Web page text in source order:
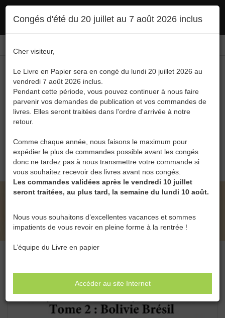
l'utilisation :politique en matière de confidentialité Accepter
Congés d'été du 20 juillet au 7 août 2026 inclus
Cher visiteur,
Le Livre en Papier sera en congé du lundi 20 juillet 2026 au
vendredi 7 août 2026 inclus.
Pendant cette période, vous pouvez continuer à nous faire
parvenir vos demandes de publication et vos commandes de
livres. Elles seront traitées dans l'ordre d'arrivée à notre
retour.
Comme chaque année, nous faisons le maximum pour
expédier le plus de commandes possible avant les congés
donc ne tardez pas à nous transmettre votre commande si
vous souhaitez recevoir des livres avant nos congés.
Les commandes validées après le vendredi 10 juillet
seront traitées, au plus tard, la semaine du lundi 10 août.
Nous vous souhaitons d’excellentes vacances et sommes
impatients de vous revoir en pleine forme à la rentrée !
L’équipe du Livre en papier
Accéder au site Internet
Menu
0
LE LIVRE EN PAPIER • UN JOUR SE LÈVE, UN
JOUR SE RÊVE TOME 2: BOLIVIE BRÉSIL DE
CHRISTIAN COEN